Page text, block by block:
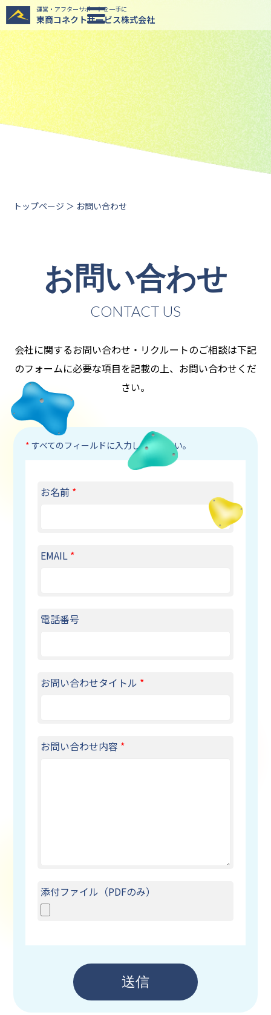
運営・アフターサポートを一手に
東商コネクトサービス株式会社
トップページ ＞ お問い合わせ
お問い合わせ
CONTACT US
会社に関するお問い合わせ・リクルートのご相談は下記
のフォームに必要な項目を記載の上、お問い合わせくだ
さい。
* すべてのフィールドに入力してください。
お名前 *
EMAIL *
電話番号
お問い合わせタイトル *
お問い合わせ内容 *
添付ファイル（PDFのみ）
送信